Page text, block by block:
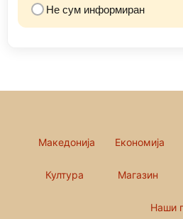
Не сум информиран
Македонија Економија
Култура Магазин
Наши